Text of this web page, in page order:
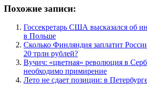
Похожие записи:
Госсекретарь США высказался об
в Польше
Сколько Финляндия заплатит
20 трлн рублей?
Вучич: «цветная» революция в
необходимо примирение
Лето не сдает позиции: в